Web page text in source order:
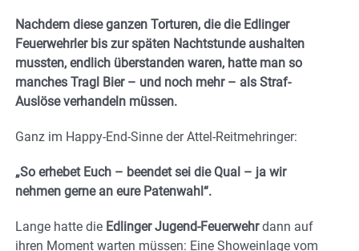
Nachdem diese ganzen Torturen, die die Edlinger
Feuerwehrler bis zur späten Nachtstunde aushalten
mussten, endlich überstanden waren, hatte man so
manches Tragl Bier – und noch mehr – als Straf-
Auslöse verhandeln müssen.
Ganz im Happy-End-Sinne der Attel-Reitmehringer:
„So erhebet Euch – beendet sei die Qual – ja wir
nehmen gerne an eure Patenwahl“.
Lange hatte die Edlinger Jugend-Feuerwehrdann auf
ihren Moment warten müssen: Eine Showeinlage vom